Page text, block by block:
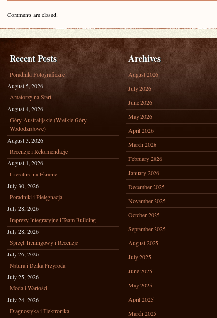
Comments are closed.
Recent Posts
Poradniki Fotograficzne
August 5, 2026
Amatorzy na Start
August 4, 2026
Góry Australijskie (Wielkie Góry
Wododziałowe)
August 3, 2026
Recenzje i Rekomendacje
August 1, 2026
Literatura na Ekranie
July 30, 2026
Poradniki i Pielęgnacja
July 28, 2026
Imprezy Integracyjne i Team Building
July 28, 2026
Sprzęt Treningowy i Recenzje
July 26, 2026
Natura i Dzika Przyroda
July 25, 2026
Moda i Wartości
July 24, 2026
Diagnostyka i Elektronika
Archives
August 2026
July 2026
June 2026
May 2026
April 2026
March 2026
February 2026
January 2026
December 2025
November 2025
October 2025
September 2025
August 2025
July 2025
June 2025
May 2025
April 2025
March 2025